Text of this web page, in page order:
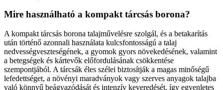
Mire használható a kompakt tárcsás borona?
A kompakt tárcsás borona talajművelésre szolgál, és a betakarítás
után történő azonnali használata kulcsfontosságú a talaj
nedvességveszteségének, a gyomok gyors növekedésének, valamint
a betegségek és kártevők előfordulásának csökkentése
szempontjából. A tárcsák éles szélei biztosítják a magas minőségű
lefedettséget, a növényi maradványok vagy szerves anyagok talajba
való könnyű beágyazódását és intenzív keveredését, így egyenletes